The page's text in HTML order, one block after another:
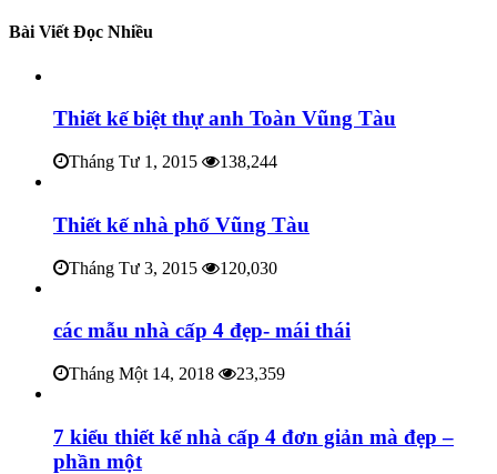
Bài Viết Đọc Nhiều
Thiết kế biệt thự anh Toàn Vũng Tàu
Tháng Tư 1, 2015 138,244
Thiết kế nhà phố Vũng Tàu
Tháng Tư 3, 2015 120,030
các mẫu nhà cấp 4 đẹp- mái thái
Tháng Một 14, 2018 23,359
7 kiểu thiết kế nhà cấp 4 đơn giản mà đẹp –
phần một